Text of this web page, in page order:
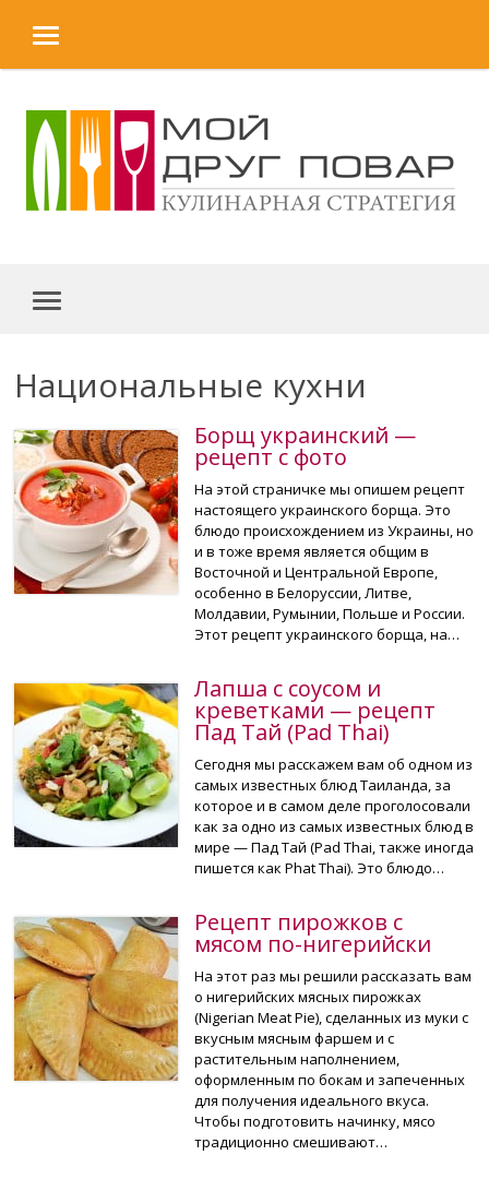
MENU
MENU
Национальные кухни
Борщ украинский —
рецепт с фото
На этой страничке мы опишем рецепт
настоящего украинского борща. Это
блюдо происхождением из Украины, но
и в тоже время является общим в
Восточной и Центральной Европе,
особенно в Белоруссии, Литве,
Молдавии, Румынии, Польше и России.
Этот рецепт украинского борща, на…
Лапша с соусом и
креветками — рецепт
Пад Тай (Pad Thai)
Сегодня мы расскажем вам об одном из
самых известных блюд Таиланда, за
которое и в самом деле проголосовали
как за одно из самых известных блюд в
мире — Пад Тай (Pad Thai, также иногда
пишется как Phat Thai). Это блюдо…
Рецепт пирожков с
мясом по-нигерийски
На этот раз мы решили рассказать вам
о нигерийских мясных пирожках
(Nigerian Meat Pie), сделанных из муки с
вкусным мясным фаршем и с
растительным наполнением,
оформленным по бокам и запеченных
для получения идеального вкуса.
Чтобы подготовить начинку, мясо
традиционно смешивают…